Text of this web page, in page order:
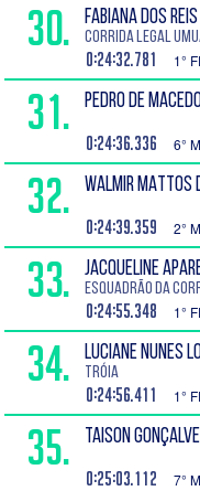
30. FABIANA DOS
Corrida Legal
0:24:32.781 1°
31. PEDRO DE
0:24:36.336 6°
32. WALMIR MATTOS
0:24:39.359 2°
33. JACQUELINE
Esquadrão da
0:24:55.348 1°
34. LUCIANE NUNES
Tróia
0:24:56.411 1°
35. TAISON
0:25:03.112 7°